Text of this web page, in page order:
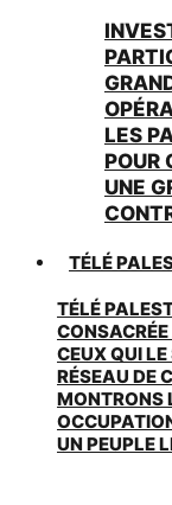
LES
POUR
UNE
TÉLÉ
TÉLÉ
CEUX QUI
RÉSEAU DE
MONTRONS
UN PEUPLE